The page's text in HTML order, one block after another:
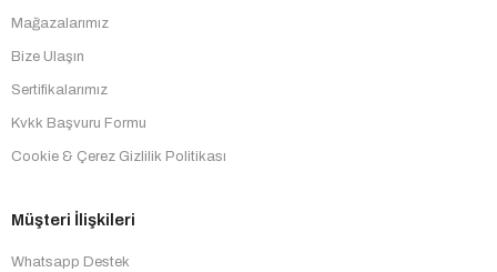
Mağazalarımız
Bize Ulaşın
Sertifikalarımız
Kvkk Başvuru Formu
Cookie & Çerez Gizlilik Politikası
Müşteri İlişkileri
Whatsapp Destek